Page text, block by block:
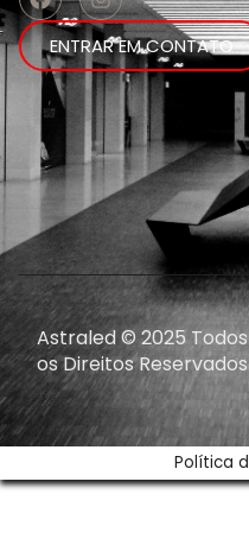
ENTRAR EM CONTATO
Astraled © 2025 Todos
os Direitos Reservados
Política